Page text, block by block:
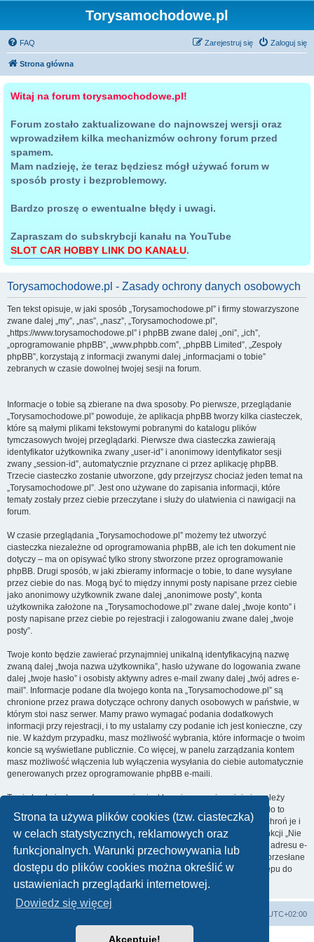
Strona ta używa plików cookies (tzw. ciasteczka)
w celach statystycznych, reklamowych oraz
funkcjonalnych. Warunki przechowywania lub
dostępu do plików cookies można określić w
ustawieniach przeglądarki internetowej.
Dowiedz się więcej
Akceptuję!
Torysamochodowe.pl
FAQ Zaloguj się
Zarejestruj się
Strona główna
Witaj na forum torysamochodowe.pl!
Forum zostało zaktualizowane do najnowszej wersji oraz
wprowadziłem kilka mechanizmów ochrony forum przed
spamem.
Mam nadzieję, że teraz będziesz mógł używać forum w
sposób prosty i bezproblemowy.
Bardzo proszę o ewentualne błędy i uwagi.
Zapraszam do subskrybcji kanału na YouTube
SLOT CAR HOBBY LINK DO KANAŁU.
Torysamochodowe.pl - Zasady ochrony danych osobowych
Ten tekst opisuje, w jaki sposób „Torysamochodowe.pl” i firmy stowarzyszone
zwane dalej „my”, „nas”, „nasz”, „Torysamochodowe.pl”,
„https://www.torysamochodowe.pl” i phpBB zwane dalej „oni”, „ich”,
„oprogramowanie phpBB”, „www.phpbb.com”, „phpBB Limited”, „Zespoły
phpBB”, korzystają z informacji zwanymi dalej „informacjami o tobie”
zebranych w czasie dowolnej twojej sesji na forum.
Informacje o tobie są zbierane na dwa sposoby. Po pierwsze, przeglądanie
„Torysamochodowe.pl” powoduje, że aplikacja phpBB tworzy kilka ciasteczek,
które są małymi plikami tekstowymi pobranymi do katalogu plików
tymczasowych twojej przeglądarki. Pierwsze dwa ciasteczka zawierają
identyfikator użytkownika zwany „user-id” i anonimowy identyfikator sesji
zwany „session-id”, automatycznie przyznane ci przez aplikację phpBB.
Trzecie ciasteczko zostanie utworzone, gdy przejrzysz chociaż jeden temat na
„Torysamochodowe.pl”. Jest ono używane do zapisania informacji, które
tematy zostały przez ciebie przeczytane i służy do ułatwienia ci nawigacji na
forum.
W czasie przeglądania „Torysamochodowe.pl” możemy też utworzyć
ciasteczka niezależne od oprogramowania phpBB, ale ich ten dokument nie
dotyczy – ma on opisywać tylko strony stworzone przez oprogramowanie
phpBB. Drugi sposób, w jaki zbieramy informacje o tobie, to dane wysyłane
przez ciebie do nas. Mogą być to między innymi posty napisane przez ciebie
jako anonimowy użytkownik zwane dalej „anonimowe posty”, konta
użytkownika założone na „Torysamochodowe.pl” zwane dalej „twoje konto” i
posty napisane przez ciebie po rejestracji i zalogowaniu zwane dalej „twoje
posty”.
Twoje konto będzie zawierać przynajmniej unikalną identyfikacyjną nazwę
zwaną dalej „twoja nazwa użytkownika”, hasło używane do logowania zwane
dalej „twoje hasło” i osobisty aktywny adres e-mail zwany dalej „twój adres e-
mail”. Informacje podane dla twojego konta na „Torysamochodowe.pl” są
chronione przez prawa dotyczące ochrony danych osobowych w państwie, w
którym stoi nasz serwer. Mamy prawo wymagać podania dodatkowych
informacji przy rejestracji, i to my ustalamy czy podanie ich jest konieczne, czy
nie. W każdym przypadku, masz możliwość wybrania, które informacje o twoim
koncie są wyświetlane publicznie. Co więcej, w panelu zarządzania kontem
masz możliwość włączenia lub wyłączenia wysyłania do ciebie automatycznie
generowanych przez oprogramowanie phpBB e-maili.
Twoje hasło jest zaszyfrowane, więc jest bezpieczne, niemniej nie należy
używać tego samego hasła na różnych witrynach internetowych. Hasło to
umożliwia dostęp do twojego konta na „Torysamochodowe.pl”, więc chroń je i
w żadnym wypadku nie podawaj
nikomu. Jeśli je zapomnisz, użyj funkcji „Nie
pamiętam hasła”. Witryna poprosi cię o podanie nazwy użytkownika i adresu e-
mail. Po podaniu tych danych zostanie wygenerowane nowe hasło i przesłane
na podany przez ciebie adres e-mail. Umożliwi ono odzyskanie dostępu do
twojego konta.
UTC+02:00
Technologię dostarczaphpBB® Forum Software © phpBB Limited